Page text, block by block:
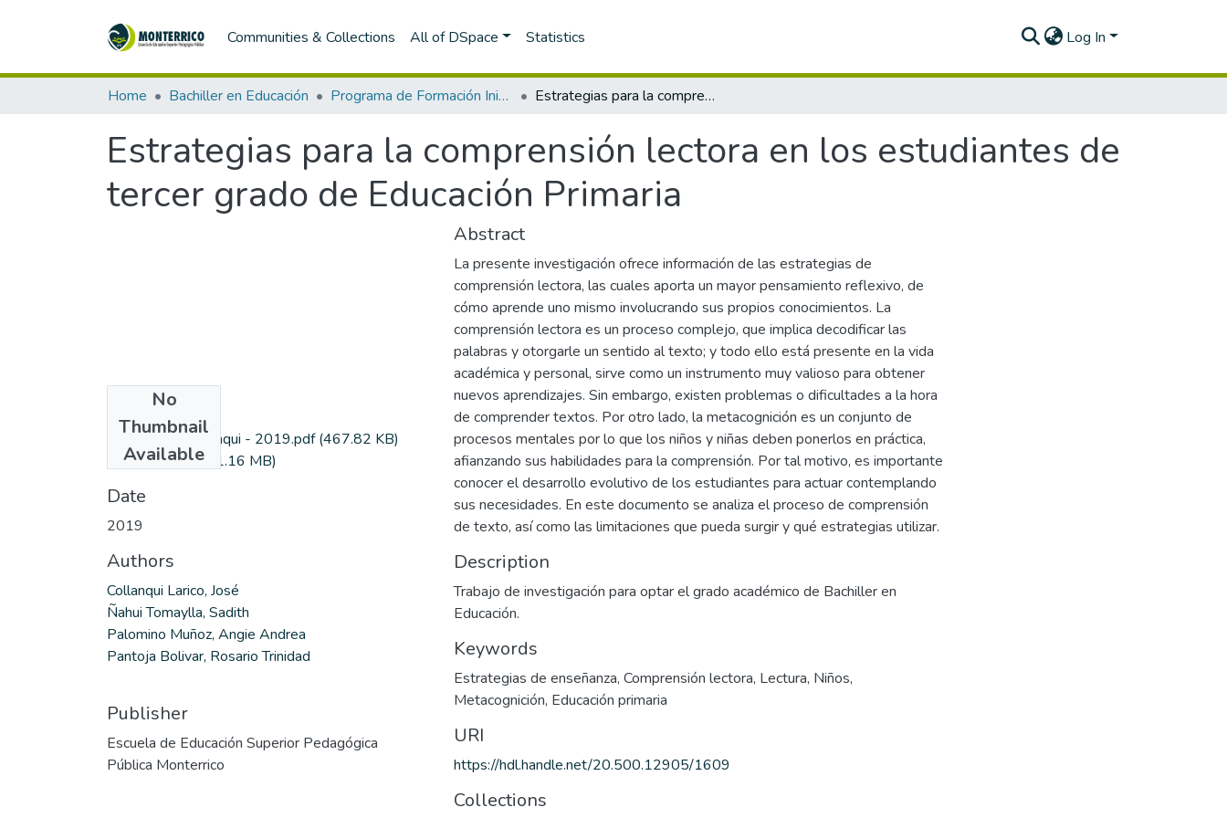
Communities & Collections All of DSpace Statistics Log In
Home Bachiller en Educación Programa de Formación Inicial docente Estrategias para la comprensión lectora en los estudiantes de tercer grado de Educación Primaria
Estrategias para la comprensión lectora en los estudiantes de
tercer grado de Educación Primaria
No
Thumbnail
Available
Bachiller de Collanqui - 2019.pdf(467.82 KB)
EPSON005.jpg
(1.16 MB)
Date
2019
Authors
Collanqui Larico, José
Ñahui Tomaylla, Sadith
Palomino Muñoz, Angie Andrea
Pantoja Bolivar, Rosario Trinidad
Publisher
Escuela de Educación Superior Pedagógica
Pública Monterrico
Abstract
La presente investigación ofrece información de las estrategias de
comprensión lectora, las cuales aporta un mayor pensamiento reflexivo, de
cómo aprende uno mismo involucrando sus propios conocimientos. La
comprensión lectora es un proceso complejo, que implica decodificar las
palabras y otorgarle un sentido al texto; y todo ello está presente en la vida
académica y personal, sirve como un instrumento muy valioso para obtener
nuevos aprendizajes. Sin embargo, existen problemas o dificultades a la hora
de comprender textos. Por otro lado, la metacognición es un conjunto de
procesos mentales por lo que los niños y niñas deben ponerlos en práctica,
afianzando sus habilidades para la comprensión. Por tal motivo, es importante
conocer el desarrollo evolutivo de los estudiantes para actuar contemplando
sus necesidades. En este documento se analiza el proceso de comprensión
de texto, así como las limitaciones que pueda surgir y qué estrategias utilizar.
Description
Trabajo de investigación para optar el grado académico de Bachiller en
Educación.
Keywords
Estrategias de enseñanza, Comprensión lectora, Lectura, Niños,
Metacognición, Educación primaria
URI
https://hdl.handle.net/20.500.12905/1609
Collections